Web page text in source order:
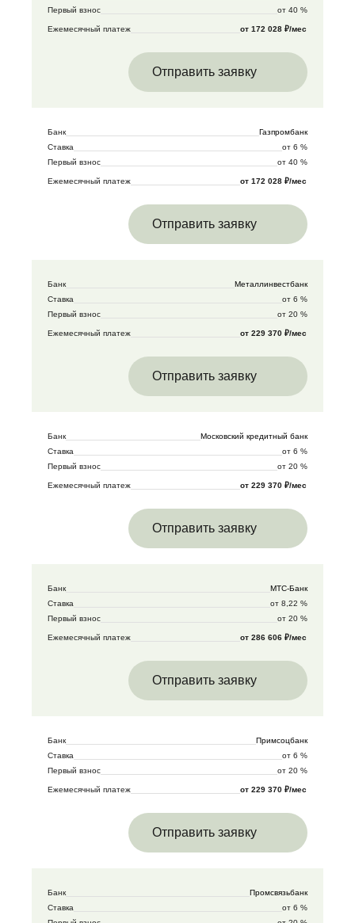
Первый взнос
от 40 %
Ежемесячный платеж от 172 028 ₽/мес
Отправить заявку
Банк
Газпромбанк
Ставка
от 6 %
Первый взнос
от 40 %
Ежемесячный платеж от 172 028 ₽/мес
Отправить заявку
Банк
Металлинвестбанк
Ставка
от 6 %
Первый взнос
от 20 %
Ежемесячный платеж от 229 370 ₽/мес
Отправить заявку
Банк
Московский кредитный банк
Ставка
от 6 %
Первый взнос
от 20 %
Ежемесячный платеж от 229 370 ₽/мес
Отправить заявку
Банк
МТС-Банк
Ставка
от 8,22 %
Первый взнос
от 20 %
Ежемесячный платеж от 286 606 ₽/мес
Отправить заявку
Банк
Примсоцбанк
Ставка
от 6 %
Первый взнос
от 20 %
Ежемесячный платеж от 229 370 ₽/мес
Отправить заявку
Банк
Промсвязьбанк
Ставка
от 6 %